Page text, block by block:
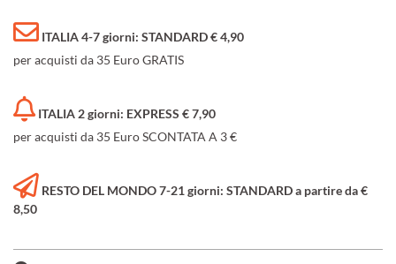
ITALIA 4-7 giorni: STANDARD € 4,90
per acquisti da 35 Euro GRATIS
ITALIA 2 giorni: EXPRESS € 7,90
per acquisti da 35 Euro SCONTATA A 3 €
RESTO DEL MONDO 7-21 giorni: STANDARD a partire da €
8,50